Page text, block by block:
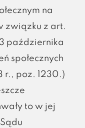
na
związku z art.
października
społecznych
r., poz. 1230.)
to w jej